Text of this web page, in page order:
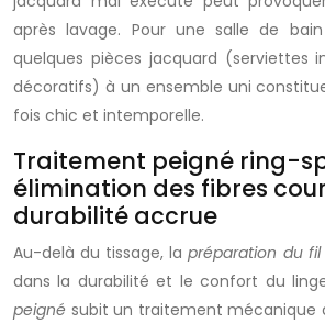
après lavage. Pour une salle de
quelques pièces jacquard (serviettes
décoratifs) à un ensemble uni
fois chic et intemporelle.
Traitement peigné ring-
élimination des fibres
durabilité accrue
Au-delà du tissage, lapréparation du fil
dans la durabilité et le confort du
peigné subit un traitement mécanique